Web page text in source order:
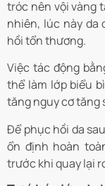
tróc nên vội vàng
nhiên, lúc này da
hồi tổn thương.
Việc tác động
thể làm lớp biểu
tăng nguy cơ tăng
Để phục hồi da
ổn định hoàn
trước khi quay lại